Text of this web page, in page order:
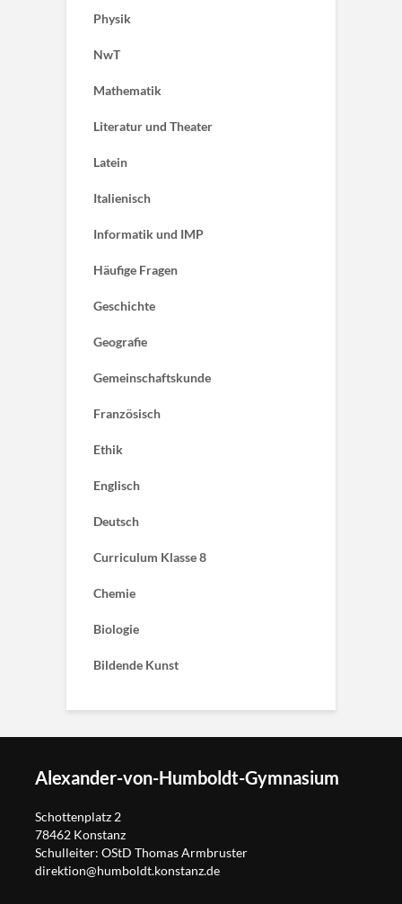
Physik
NwT
Mathematik
Literatur und Theater
Latein
Italienisch
Informatik und IMP
Häufige Fragen
Geschichte
Geografie
Gemeinschaftskunde
Französisch
Ethik
Englisch
Deutsch
Curriculum Klasse 8
Chemie
Biologie
Bildende Kunst
Alexander-von-Humboldt-Gymnasium
Schottenplatz 2
78462 Konstanz
Schulleiter: OStD Thomas Armbruster
direktion@humboldt.konstanz.de